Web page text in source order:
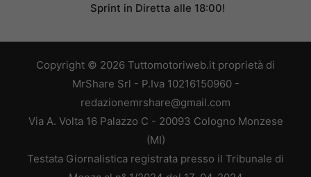
Sprint in Diretta alle 18:00!
Copyright © 2026 Tuttomotoriweb.it proprietà di
MrShare Srl - P.Iva 10216150960 -
redazionemrshare@gmail.com
Via A. Volta 16 Palazzo C - 20093 Cologno Monzese
(MI)
Testata Giornalistica registrata presso il Tribunale di